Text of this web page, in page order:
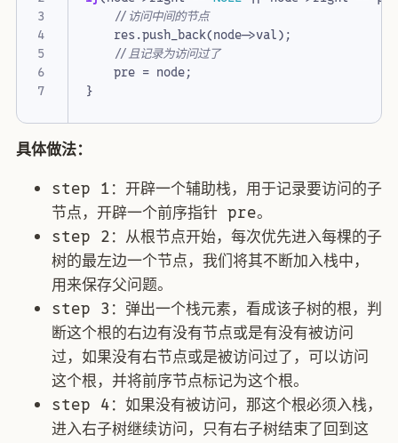
4
5
6
7
//访问中间的节点
res.push_back(node->val);
//且记录为访问过了
pre = node;
}
具体做法：
step 1：开辟一个辅助栈，用于记录要访问的子
节点，开辟一个前序指针 pre。
step 2：从根节点开始，每次优先进入每棵的子
树的最左边一个节点，我们将其不断加入栈中，
用来保存父问题。
step 3：弹出一个栈元素，看成该子树的根，判
断这个根的右边有没有节点或是有没有被访问
过，如果没有右节点或是被访问过了，可以访问
这个根，并将前序节点标记为这个根。
step 4：如果没有被访问，那这个根必须入栈，
进入右子树继续访问，只有右子树结束了回到这